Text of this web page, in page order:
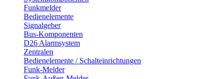
Funkmelder
Bedienelemente
Signalgeber
Bus-Komponenten
D26 Alarmsystem
Zentralen
Bedienelemente / Schalteinrichtungen
Funk-Melder